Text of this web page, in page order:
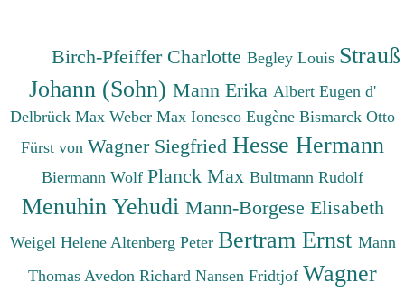
Birch-Pfeiffer CharlotteBegley Louis Strauß
Johann (Sohn) Mann Erika Albert Eugen d'
Delbrück Max Weber Max Ionesco Eugène Bismarck Otto
Fürst von Wagner Siegfried Hesse Hermann
Biermann Wolf Planck Max Bultmann Rudolf
Menuhin Yehudi Mann-Borgese Elisabeth
Weigel Helene Altenberg Peter Bertram Ernst Mann
Thomas Avedon Richard Nansen Fridtjof Wagner